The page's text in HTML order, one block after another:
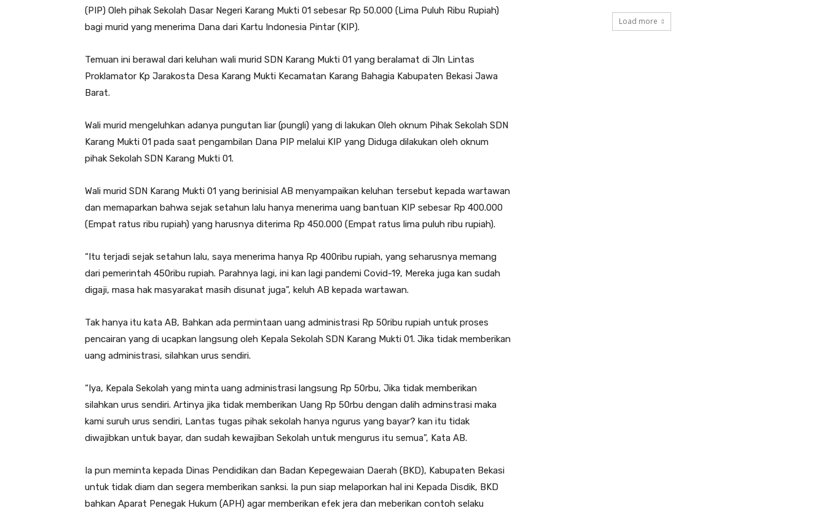
(PIP) Oleh pihak Sekolah Dasar Negeri Karang Mukti 01 sebesar Rp 50.000 (Lima Puluh Ribu Rupiah)
bagi murid yang menerima Dana dari Kartu Indonesia Pintar (KIP).
Temuan ini berawal dari keluhan wali murid SDN Karang Mukti 01 yang beralamat di Jln Lintas
Proklamator Kp Jarakosta Desa Karang Mukti Kecamatan Karang Bahagia Kabupaten Bekasi Jawa
Barat.
Wali murid mengeluhkan adanya pungutan liar (pungli) yang di lakukan Oleh oknum Pihak Sekolah SDN
Karang Mukti 01 pada saat pengambilan Dana PIP melalui KIP yang Diduga dilakukan oleh oknum
pihak Sekolah SDN Karang Mukti 01.
Wali murid SDN Karang Mukti 01 yang berinisial AB menyampaikan keluhan tersebut kepada wartawan
dan memaparkan bahwa sejak setahun lalu hanya menerima uang bantuan KIP sebesar Rp 400.000
(Empat ratus ribu rupiah) yang harusnya diterima Rp 450.000 (Empat ratus lima puluh ribu rupiah).
“Itu terjadi sejak setahun lalu, saya menerima hanya Rp 400ribu rupiah, yang seharusnya memang
dari pemerintah 450ribu rupiah. Parahnya lagi, ini kan lagi pandemi Covid-19, Mereka juga kan sudah
digaji, masa hak masyarakat masih disunat juga”, keluh AB kepada wartawan.
Tak hanya itu kata AB, Bahkan ada permintaan uang administrasi Rp 50ribu rupiah untuk proses
pencairan yang di ucapkan langsung oleh Kepala Sekolah SDN Karang Mukti 01. Jika tidak memberikan
uang administrasi, silahkan urus sendiri.
“Iya, Kepala Sekolah yang minta uang administrasi langsung Rp 50rbu, Jika tidak memberikan
silahkan urus sendiri. Artinya jika tidak memberikan Uang Rp 50rbu dengan dalih adminstrasi maka
kami suruh urus sendiri, Lantas tugas pihak sekolah hanya ngurus yang bayar? kan itu tidak
diwajibkan untuk bayar, dan sudah kewajiban Sekolah untuk mengurus itu semua”, Kata AB.
Ia pun meminta kepada Dinas Pendidikan dan Badan Kepegewaian Daerah (BKD), Kabupaten Bekasi
untuk tidak diam dan segera memberikan sanksi. Ia pun siap melaporkan hal ini Kepada Disdik, BKD
bahkan Aparat Penegak Hukum (APH) agar memberikan efek jera dan meberikan contoh selaku
Load more